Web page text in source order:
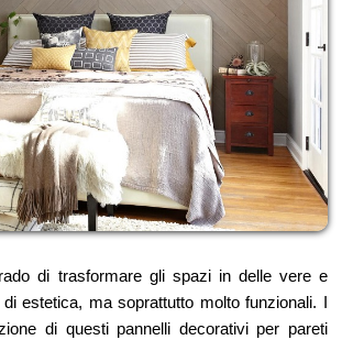
di trasformare gli spazi in delle vere e
estetica, ma soprattutto molto funzionali. I
di questi pannelli decorativi per pareti